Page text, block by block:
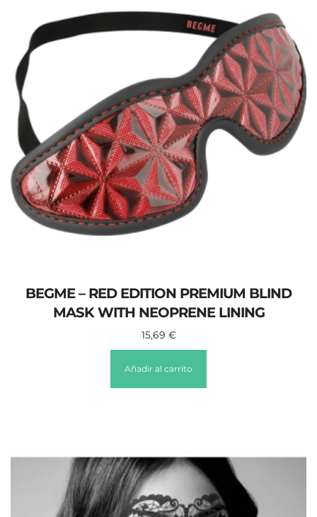
BEGME – RED EDITION PREMIUM BLIND
MASK WITH NEOPRENE LINING
15,69 €
Añadir al carrito